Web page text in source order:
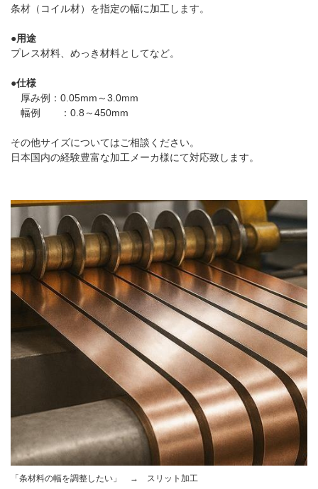
条材（コイル材）を指定の幅に加工します。
●用途
プレス材料、めっき材料としてなど。
●仕様
厚み例：0.05mm～3.0mm
幅例 ：0.8～450mm
その他サイズについてはご相談ください。
日本国内の経験豊富な加工メーカ様にて対応致します。
「条材料の幅を調整したい」 → スリット加工